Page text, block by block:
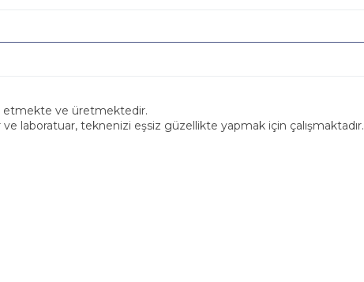
etmekte ve üretmektedir.
laboratuar, teknenizi eşsiz güzellikte yapmak için çalışmaktadır.